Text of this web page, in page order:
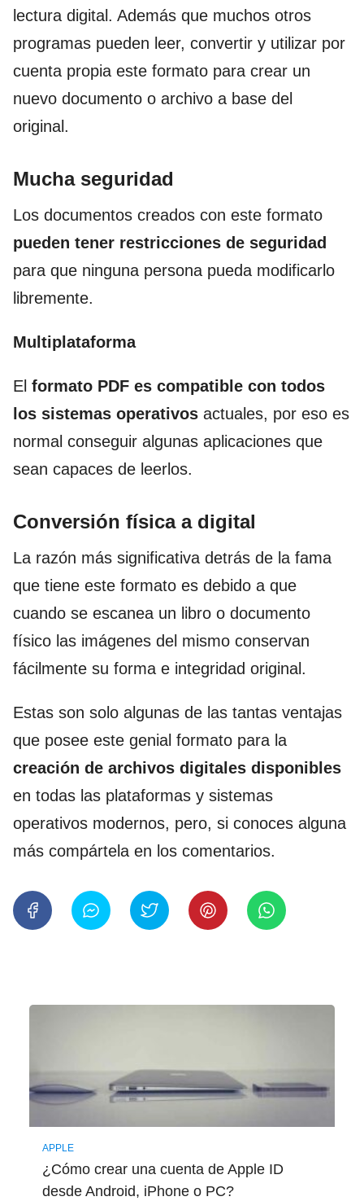
lectura digital. Además que muchos otros
programas pueden leer, convertir y utilizar por
cuenta propia este formato para crear un
nuevo documento o archivo a base del
original.
Mucha seguridad
Los documentos creados con este formato
pueden tener restricciones de seguridad
para que ninguna persona pueda modificarlo
libremente.
Multiplataforma
El formato PDF es compatible con todos
los sistemas operativos actuales, por eso es
normal conseguir algunas aplicaciones que
sean capaces de leerlos.
Conversión física a digital
La razón más significativa detrás de la fama
que tiene este formato es debido a que
cuando se escanea un libro o documento
físico las imágenes del mismo conservan
fácilmente su forma e integridad original.
Estas son solo algunas de las tantas ventajas
que posee este genial formato para la
creación de archivos digitales disponibles
en todas las plataformas y sistemas
operativos modernos, pero, si conoces alguna
más compártela en los comentarios.
APPLE
¿Cómo crear una cuenta de Apple ID
desde Android, iPhone o PC?